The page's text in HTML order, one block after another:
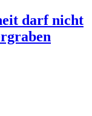
darf nicht